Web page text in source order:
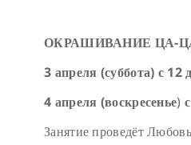
ОКРАШИВАНИЕ ЦА-
3 апреля (суббота) с 12
4 апреля (воскресенье)
Занятие проведёт